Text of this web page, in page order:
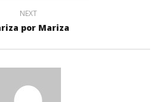
NEXT
por Mariza